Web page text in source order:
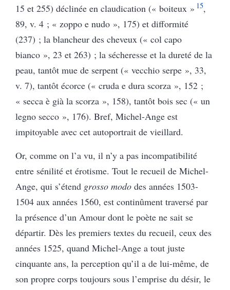
15 et 255) déclinée en claudication (« boiteux » 15,
89, v. 4 ; « zoppo e nudo », 175) et difformité
(237) ; la blancheur des cheveux (« col capo
bianco », 23 et 263) ; la sécheresse et la dureté de la
peau, tantôt mue de serpent (« vecchio serpe », 33,
v. 7), tantôt écorce (« cruda e dura scorza », 152 ;
« secca è già la scorza », 158), tantôt bois sec (« un
legno secco », 176). Bref, Michel-Ange est
impitoyable avec cet autoportrait de vieillard.
Or, comme on l’a vu, il n’y a pas incompatibilité
entre sénilité et érotisme. Tout le recueil de Michel-
Ange, qui s’étend grosso modo des années 1503-
1504 aux années 1560, est continûment traversé par
la présence d’un Amour dont le poète ne sait se
départir. Dès les premiers textes du recueil, ceux des
années 1525, quand Michel-Ange a tout juste
cinquante ans, la perception qu’il a de lui-même, de
son propre corps toujours sous l’emprise du désir, le